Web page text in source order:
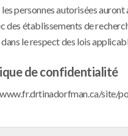
personnes autorisées
des établissements de
le respect des lois
de confidentialité
site/